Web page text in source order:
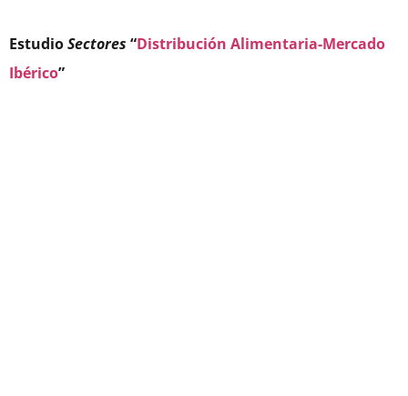
EstudioSectores “Distribución Alimentaria-Mercado
Ibérico”